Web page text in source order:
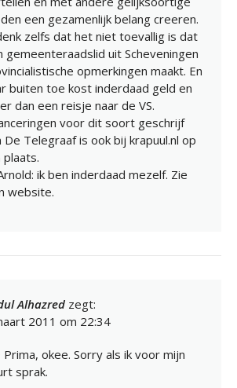
een gezamenlijk belang creeren.
zelfs dat het niet toevallig is dat
gemeenteraadslid uit Scheveningen
opmerkingen maakt. En
buiten toe kost inderdaad geld en
dan een reisje naar de VS.
voor dit soort geschrijf
De Telegraaf is ook bij krapuul.nl op
plaats.
ik ben inderdaad mezelf. Zie
website.
Alhazred zegt:
2011 om 22:34
Prima, okee. Sorry als ik voor mijn
sprak.